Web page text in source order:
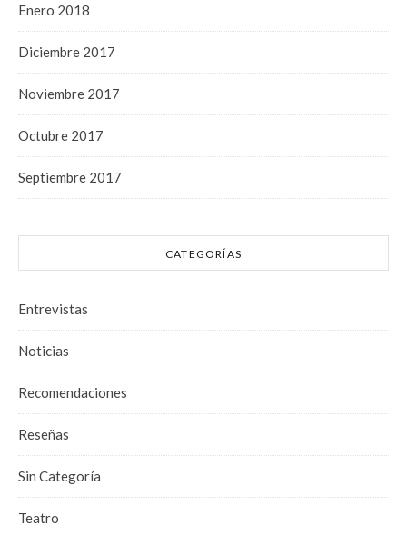
Enero 2018
Diciembre 2017
Noviembre 2017
Octubre 2017
Septiembre 2017
CATEGORÍAS
Entrevistas
Noticias
Recomendaciones
Reseñas
Sin Categoría
Teatro